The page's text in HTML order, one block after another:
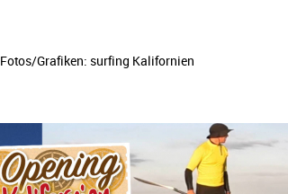
Fotos/Grafiken: surfing Kalifornien